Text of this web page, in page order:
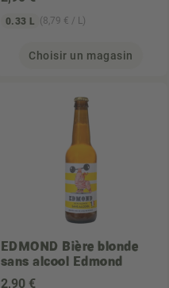
0.33 L (8,79 € / L)
Choisir un magasin
EDMOND Bière blonde
sans alcool Edmond
2,90 €